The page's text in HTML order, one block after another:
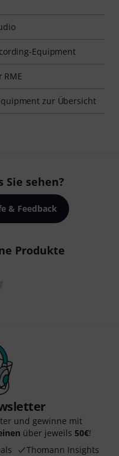
Equipment
zur Übersicht
Sie sehen?
& Feedback
Produkte
und gewinne mit
über jeweils 50€!
Thomann Insights